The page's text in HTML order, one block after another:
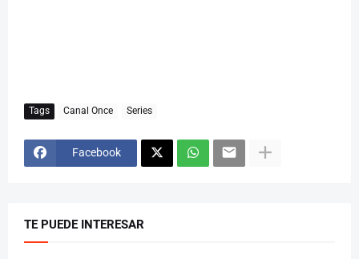
Tags Canal Once Series
Facebook
TE PUEDE INTERESAR